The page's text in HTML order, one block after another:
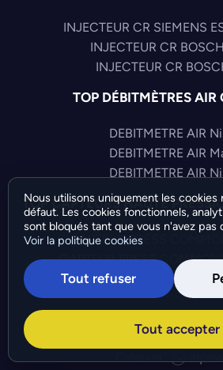
INJECTEUR CR SIEMENS
INJECTEUR CR
INJECTEUR CR
TOP DÉBITMÈTRES AIR
DEBITMETRE AIR
DEBITMETRE AIR
DEBITMETRE AIR
TOP CAPTEURS HAUTE
CAPTEUR PRESS
CAPTEUR PRESS
CAPTEUR PRESS
©Bresch SAS - Copyright 2026 -
Préférences de cookies-
Nous utilisons uniquement les cookies
défaut. Les cookies fonctionnels,
sont bloqués tant que vous n'avez pas
Voir la politique cookies
Tout refuser
Tout accepter